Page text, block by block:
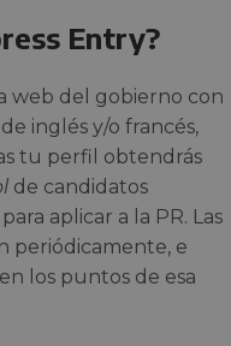
Entry?
web del gobierno con
inglés y/o francés,
tu perfil obtendrás
de candidatos
aplicar a la PR. Las
periódicamente, e
los puntos de esa